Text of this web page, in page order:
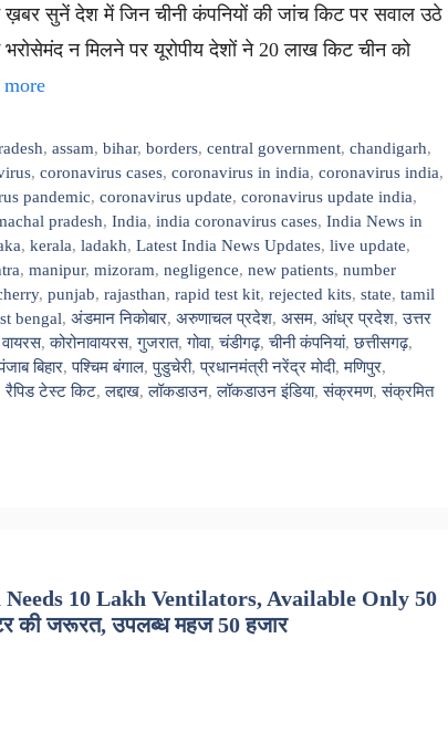
सुनें देश में जिन चीनी कंपनियों की जांच किट पर सवाल उठे
न मिलने पर यूरोपीय देशों ने 20 लाख किट चीन को
more
,assam,bihar,borders,central government,chandigarh,
, coronavirus cases, coronavirus in india, coronavirus india,
pandemic, coronavirus update, coronavirus update india,
pradesh, India, india coronavirus cases, India News in
, kerala, ladakh, Latest India News Updates, live update,
, manipur, mizoram, negligence, new patients, number
, punjab, rajasthan, rapid test kit, rejected kits, state, tamil
bengal, अंडमान निकोबार, अरुणाचल प्रदेश, असम, आंध्र प्रदेश,उत्तर
वायरस,कोरोनावायरस,गुजरात,गोवा,चंडीगढ़,चीनी कंपनियां,छत्तीसगढ़,
बिहार,पश्चिम बंगाल,पुडुचेरी,प्रधानमंत्री नरेंद्र मोदी,मणिपुर,
रैपिड टेस्ट किट,लद्दाख,लॉकडाउन,लॉकडाउन इंडिया,संक्रमण,संक्रमित
10 Lakh Ventilators, Available Only 50
की जरूरत, उपलब्ध महज 50 हजार